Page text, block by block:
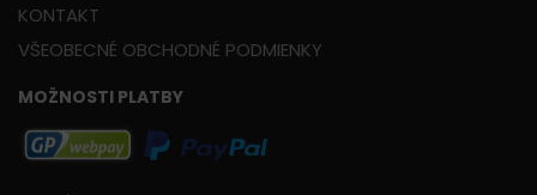
KONTAKT
VŠEOBECNÉ OBCHODNÉ PODMIENKY
MOŽNOSTI PLATBY